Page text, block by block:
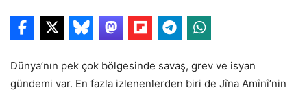
Dünya’nın pek çok bölgesinde savaş, grev ve isyan
gündemi var. En fazla izlenenlerden biri de Jîna Amînî’nin